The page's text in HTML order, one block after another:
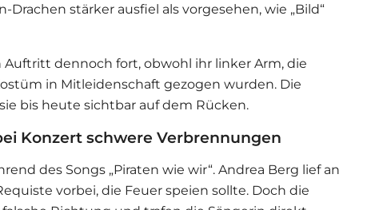
stärker ausfiel als vorgesehen, wie „Bild“
Auftritt dennoch fort, obwohl ihr linker Arm, die
in Mitleidenschaft gezogen wurden. Die
bis heute sichtbar auf dem Rücken.
Konzert schwere Verbrennungen
des Songs „Piraten wie wir“. Andrea Berg lief an
vorbei, die Feuer speien sollte. Doch die